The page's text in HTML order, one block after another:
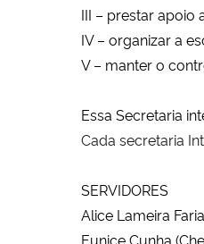
III – prestar apoio
IV – organizar a
V – manter o
Essa Secretaria
Cada secretaria
SERVIDORES
Alice Lameira
Eunice Cunha